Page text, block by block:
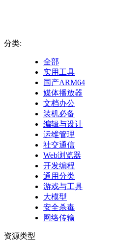
分类:
全部
实用工具
国产ARM64
媒体播放器
文档办公
装机必备
编辑与设计
运维管理
社交通信
Web浏览器
开发编程
通用分类
游戏与工具
大模型
安全杀毒
网络传输
资源类型